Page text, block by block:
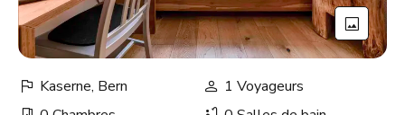
Kaserne, Bern
1 Voyageurs